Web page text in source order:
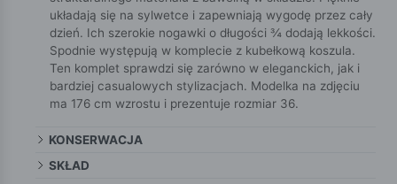
układają się na sylwetce i zapewniają wygodę przez cały
dzień. Ich szerokie nogawki o długości ¾ dodają lekkości.
Spodnie występują w komplecie z kubełkową koszula.
Ten komplet sprawdzi się zarówno w eleganckich, jak i
bardziej casualowych stylizacjach. Modelka na zdjęciu
ma 176 cm wzrostu i prezentuje rozmiar 36.
KONSERWACJA
SKŁAD